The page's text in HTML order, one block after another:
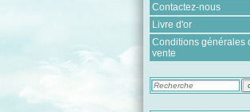
Contactez-nous
Livre d'or
Conditions générales
vente